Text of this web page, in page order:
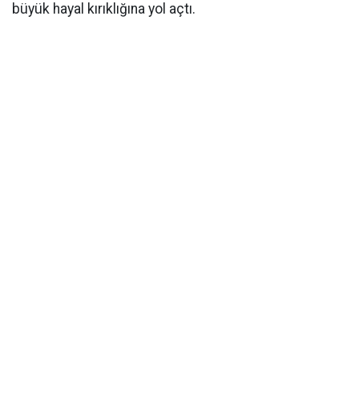
büyük hayal kırıklığına yol açtı.